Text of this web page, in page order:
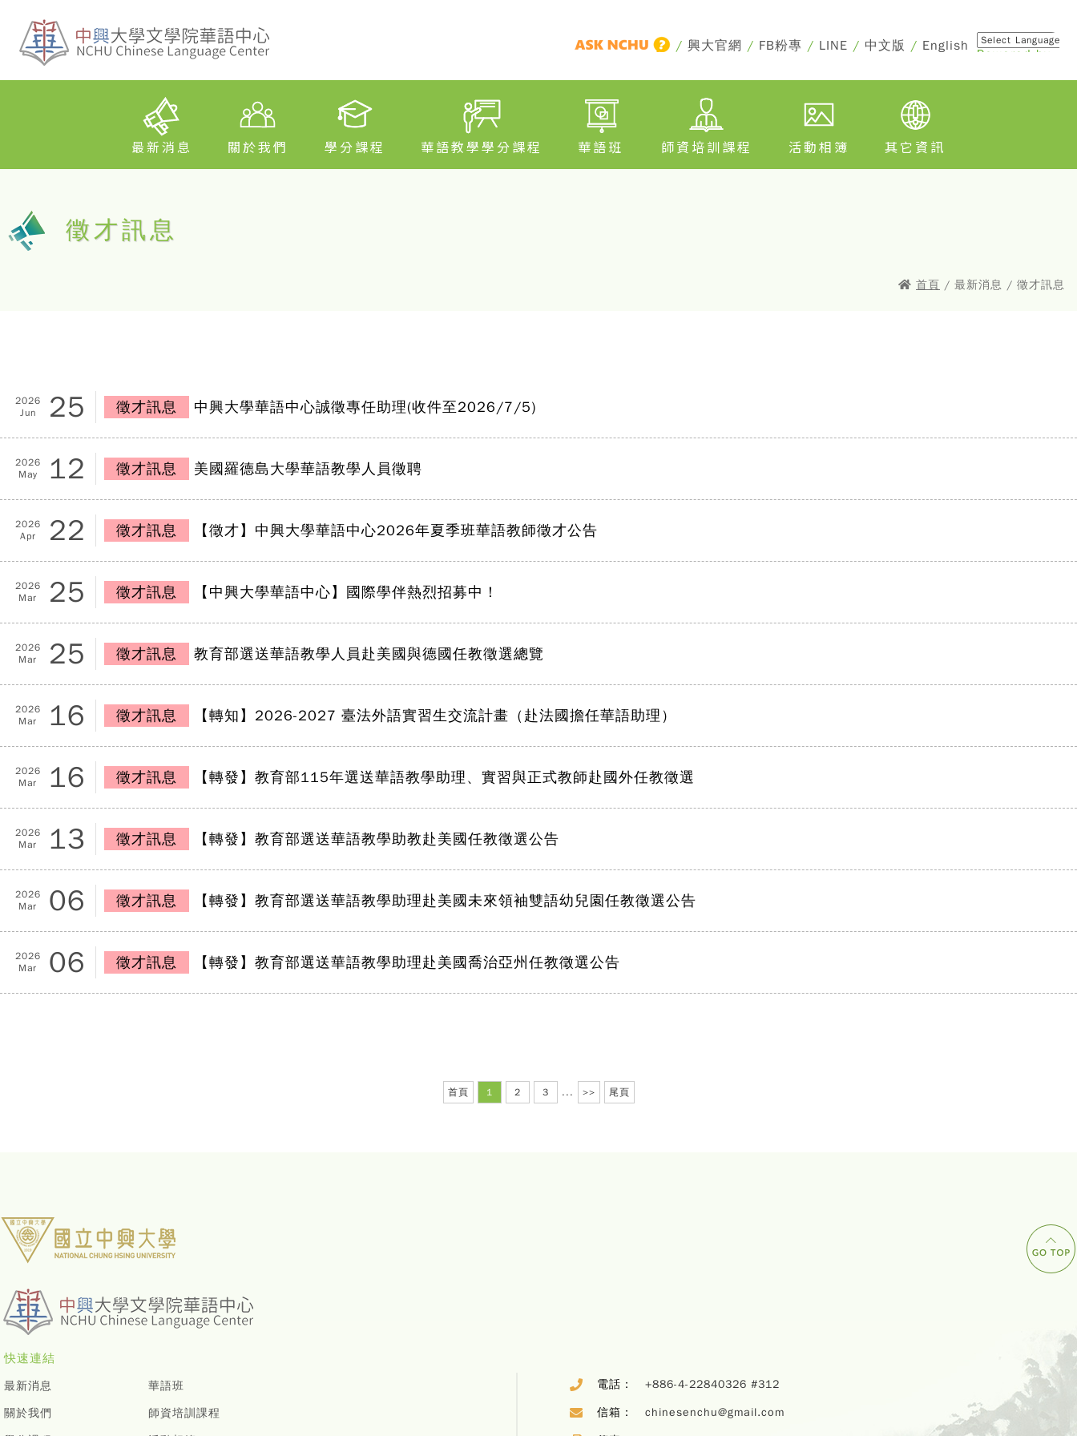
/ 興大官網 / FB粉專 / LINE / 中文版 / English
Powered by
最新消息 關於我們 學分課程 華語教學學分課程 華語班 師資培訓課程 活動相簿 其它資訊
徵才訊息
首頁 / 最新消息 / 徵才訊息
2026
Jun
25 徵才訊息 中興大學華語中心誠徵專任助理(收件至2026/7/5)
2026
May
12 徵才訊息 美國羅德島大學華語教學人員徵聘
2026
Apr
22 徵才訊息 【徵才】中興大學華語中心2026年夏季班華語教師徵才公告
2026
Mar
25 徵才訊息 【中興大學華語中心】國際學伴熱烈招募中！
2026
Mar
25 徵才訊息 教育部選送華語教學人員赴美國與德國任教徵選總覽
2026
Mar
16 徵才訊息 【轉知】2026-2027 臺法外語實習生交流計畫（赴法國擔任華語助理）
2026
Mar
16 徵才訊息 【轉發】教育部115年選送華語教學助理、實習與正式教師赴國外任教徵選
2026
Mar
13 徵才訊息 【轉發】教育部選送華語教學助教赴美國任教徵選公告
2026
Mar
06 徵才訊息 【轉發】教育部選送華語教學助理赴美國未來領袖雙語幼兒園任教徵選公告
2026
Mar
06 徵才訊息 【轉發】教育部選送華語教學助理赴美國喬治亞州任教徵選公告
首頁 1 2 3 ... >> 尾頁
快速連結
最新消息
關於我們
華語班
師資培訓課程
電話： +886-4-22840326 #312
信箱： chinesenchu@gmail.com